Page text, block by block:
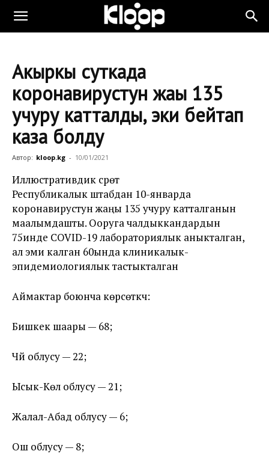
Акыркы суткада
коронавирустун жаңы 135
учуру катталды, эки бейтап
каза болду
Автор: kloop.kg - 10/01/2021
Иллюстративдик сүрөт
Республикалык штабдан 10-январда
коронавирустун жаңы 135 учуру катталганын
маалымдашты. Ооруга чалдыккандардын
75инде COVID-19 лабораториялык аныкталган,
ал эми калган 60ында клиникалык-
эпидемиологиялык тастыкталган
Аймактар боюнча көрсөткүч:
Бишкек шаары — 68;
Чүй облусу — 22;
Ысык-Көл облусу — 21;
Жалал-Абад облусу — 6;
Ош облусу — 8;